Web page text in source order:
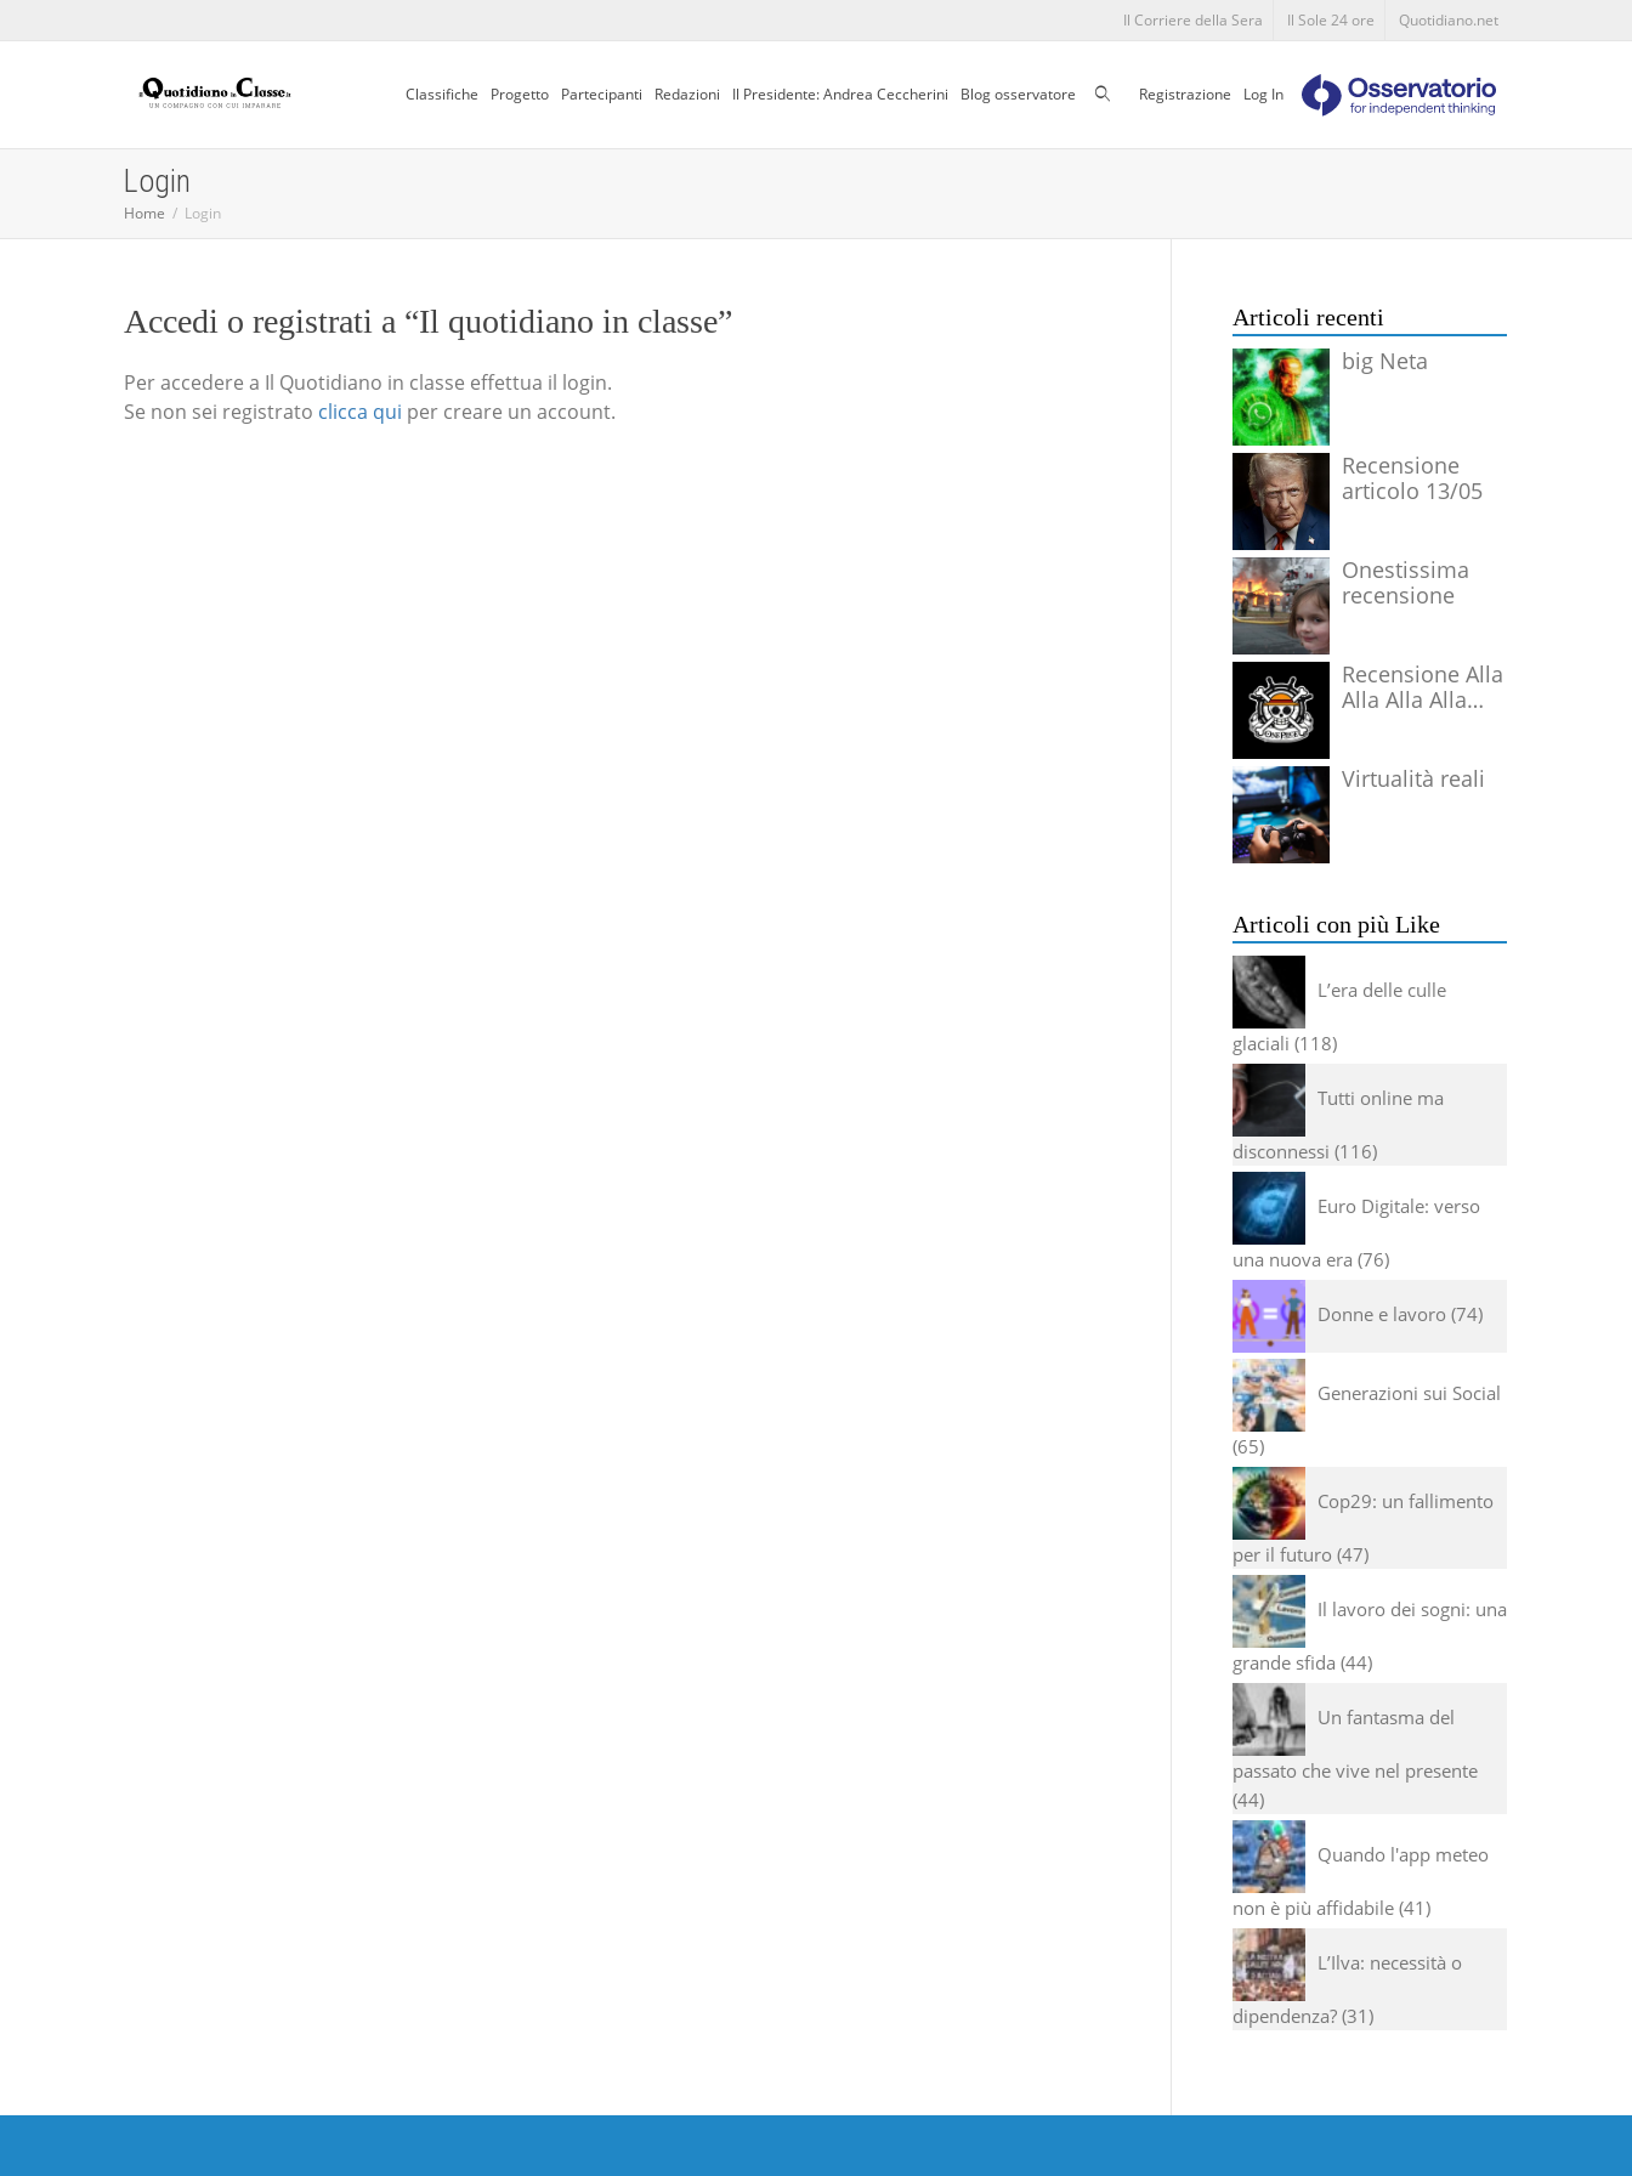
Il Corriere della Sera Il Sole 24 ore Quotidiano.net
Classifiche Progetto Partecipanti Redazioni Il Presidente: Andrea Ceccherini Blog osservatore CercaRegistrazione Log In
Login
Home Login
Accedi o registrati a “Il quotidiano in classe”
Per accedere a Il Quotidiano in classe effettua il login.
Se non sei registrato clicca qui per creare un account.
Articoli recenti
big Neta
Recensione
articolo 13/05
Onestissima
recensione
Recensione Alla
Alla Alla Alla
Virtualità reali
Articoli con più Like
L’era delle culle
glaciali 118
Tutti online ma
disconnessi 116
Euro Digitale: verso
una nuova era 76
Donne e lavoro 74
Generazioni sui Social
65
Cop29: un fallimento
per il futuro 47
Il lavoro dei sogni: una
grande sfida 44
Un fantasma del
passato che vive nel presente
44
Quando l'app meteo
non è più affidabile 41
L’Ilva: necessità o
dipendenza? 31